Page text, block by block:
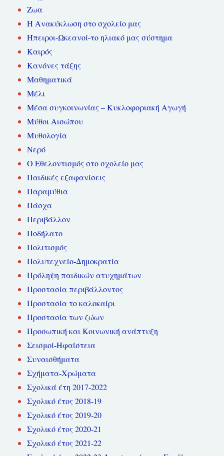
Ζωα
Η Ανακύκλωση στο σχολείο μας
Ήπειροι-Ωκεανοί-το ηλιακό μας σύστημα
Καιρός
Κανόνες τάξης
Μαθηματικά
Μέλι
Μέσα συγκοινωνίας – Κυκλοφοριακή Αγωγή
Μύθοι Αισώπου
Μυθολογία
Νερό
Ο Εθελοντισμός στο σχολείο μας
Παιδικές εξαφανίσεις
Παραμύθια
Πάσχα
Περιβάλλον
Ποδήλατο
Πολιτισμός
Πολυτεχνείο-Δημοκρατία
Πρόληψη παιδικών ατυχημάτων
Προστασία περιβάλλοντος
Προστασία το καλοκαίρι
Προστασία των ζώων
Προσωπική και Κοινωνική ανάπτυξη
Σεισμοί-Ηφαίστεια
Συναισθήματα
Σχήματα-Χρώματα
Σχολικά έτη 2017-2022
Σχολικό έτος 2018-19
Σχολικό έτος 2019-20
Σχολικό έτος 2020-21
Σχολικό έτος 2021-22